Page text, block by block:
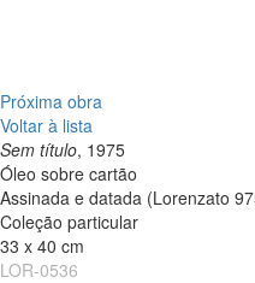
Próxima obra
Voltar à lista
Sem título, 1975
Óleo sobre cartão
Assinada e datada (Lorenzato
Coleção particular
33 x 40 cm
LOR-0536